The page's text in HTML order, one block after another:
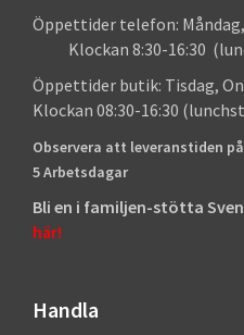
Öppettider telefon:
Klockan 8:30-16:30
Öppettider butik:
Klockan 08:30-16:30
Observera att leveranstiden
5 Arbetsdagar
Bli en i familjen-stötta
här!
Handla